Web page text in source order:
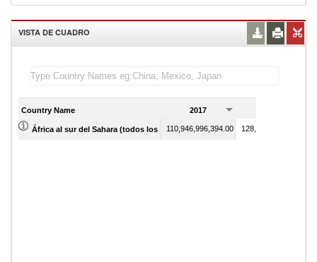
VISTA DE CUADRO
Country Name 2017
África al sur del Sahara (todos los niveles de ingreso)
110,946,996,394.00 128,955,516,334.00